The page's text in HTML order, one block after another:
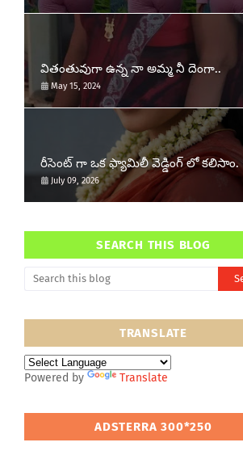
వితంతువుగా ఉన్న నా అమ్మ నీ దెంగా..
May 15, 2024
రీసెంట్ గా ఒక ఫ్యామిలీ వెడ్డింగ్ లో కలిసాం.
July 09, 2026
SEARCH THIS BLOG
TRANSLATE
Powered by Translate
ADSTERRA 300*250